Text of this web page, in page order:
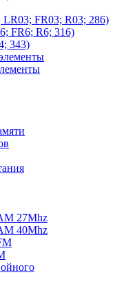
FR03; R03; 286)
FR6; R6; 316)
343)
27Mhz
40Mhz